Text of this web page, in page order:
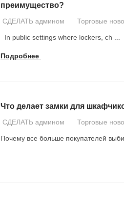
преимущество?
СДЕЛАТЬ админом Торговые
In public settings where lockers, ch
Подробнее
Что делает замки для
СДЕЛАТЬ админом Торговые
Почему все больше покупателей